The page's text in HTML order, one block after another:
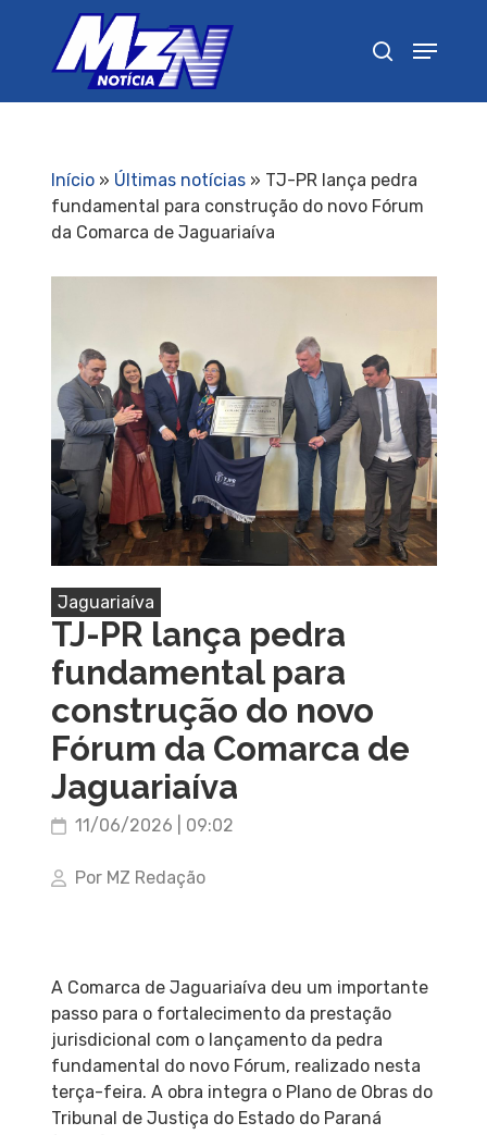
Início» Últimas notícias» TJ-PR lança pedra
fundamental para construção do novo Fórum
da Comarca de Jaguariaíva
Jaguariaíva
TJ-PR lança pedra
fundamental para
construção do novo
Fórum da Comarca de
Jaguariaíva
11/06/2026 | 09:02
Por MZ Redação
A Comarca de Jaguariaíva deu um importante
passo para o fortalecimento da prestação
jurisdicional com o lançamento da pedra
fundamental do novo Fórum, realizado nesta
terça-feira. A obra integra o Plano de Obras do
Tribunal de Justiça do Estado do Paraná